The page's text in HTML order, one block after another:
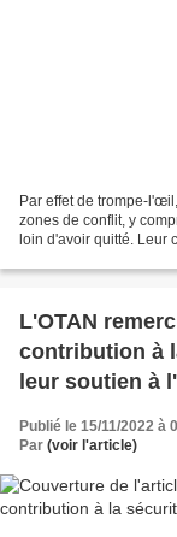
Par effet de trompe-
zones de conflit, y
loin d'avoir quitté. Leur
L'OTAN
contribution à
leur soutien à
Publié le 15/11/2022 à
Par (voir l'article)